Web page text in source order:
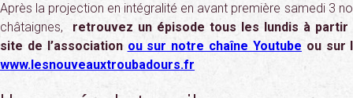
Après la projection en intégralité en avant première samedi 3
châtaignes, retrouvez un épisode tous les lundis à
site de l’association ou sur notre chaîne Youtube ou sur
www.lesnouveauxtroubadours.fr